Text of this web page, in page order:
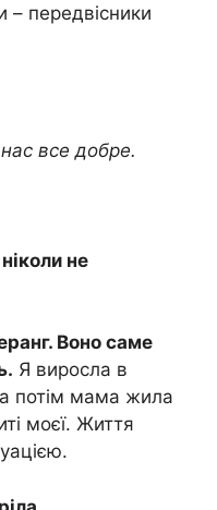
– передвісники
все добре.
не
Воно саме
Я виросла в
потім мама жила
моєї. Життя